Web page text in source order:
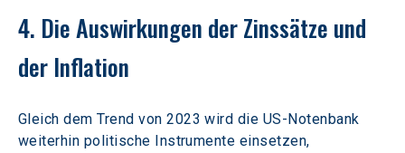
4. Die Auswirkungen der Zinssätze und
der Inflation
Gleich dem Trend von 2023 wird die US-Notenbank
weiterhin politische Instrumente einsetzen,